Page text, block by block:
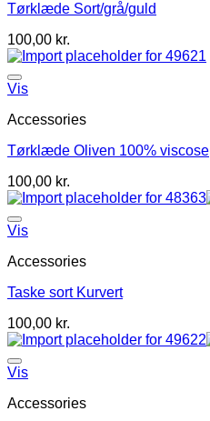
Tørklæde Sort/grå/guld
100,00 kr.
Vis
Accessories
Tørklæde Oliven 100% viscose
100,00 kr.
Vis
Accessories
Taske sort Kurvert
100,00 kr.
Vis
Accessories